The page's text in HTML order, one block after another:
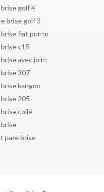
golf 4
brise golf 3
fiat punto
c15
avec joint
307
kangoo
205
collé
pare brise